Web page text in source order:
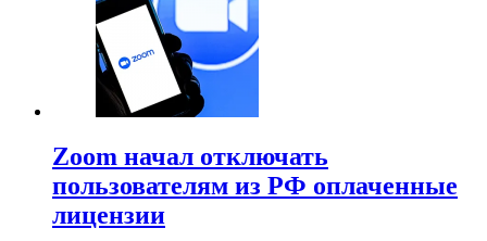
Zoom начал отключать
пользователям из РФ оплаченные
лицензии